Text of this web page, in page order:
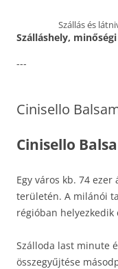
Szállás és
Szálláshely,
---
Cinisello
Cinisello
Egy város kb. 74 ezer
területén. A milánói
régióban helyezkedik
Szálloda last minute
összegyűjtése